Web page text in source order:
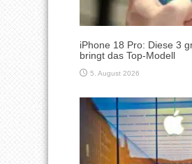
iPhone 18 Pro: Diese 3
bringt das Top-Modell
5. August 2026